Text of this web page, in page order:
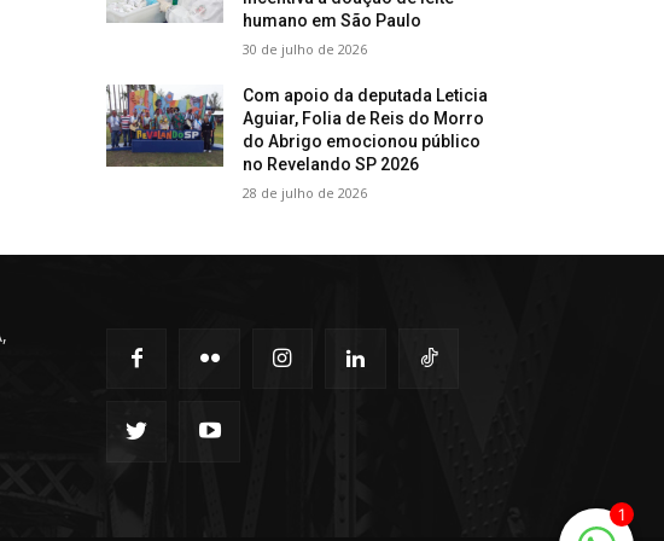
humano em São Paulo
30 de julho de 2026
Com apoio da deputada Leticia
Aguiar, Folia de Reis do Morro
do Abrigo emocionou público
no Revelando SP 2026
28 de julho de 2026
1